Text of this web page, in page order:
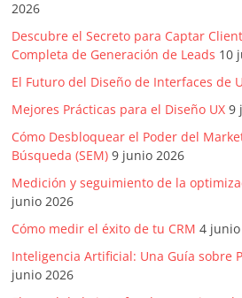
Colombia.
2026
Descubre el Secreto para Captar
Completa de Generación de Leads 10
El Futuro del Diseño de Interfaces de
Mejores Prácticas para el Diseño UX 9
Cómo Desbloquear el Poder del
Búsqueda (SEM) 9 junio 2026
Medición y seguimiento de la
junio 2026
Cómo medir el éxito de tu CRM 4
Inteligencia Artificial: Una Guía sobre
junio 2026